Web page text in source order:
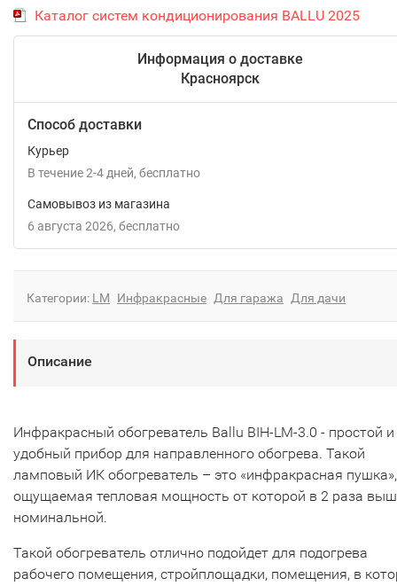
Каталог систем кондиционирования BALLU 2025
Информация о доставке
Красноярск
Способ доставки
Курьер
В течение2-4 дней Бесплатно
Самовывоз из магазина
6 августа 2026
Бесплатно
Категории: LM Инфракрасные Для гаража Для дачи
Описание
Инфракрасный обогреватель Ballu BIH-LM-3.0 - простой и
удобный прибор для направленного обогрева. Такой
ламповый ИК обогреватель – это «инфракрасная пушка»,
ощущаемая тепловая мощность от которой в 2 раза
номинальной.
Такой обогреватель отлично подойдет для подогрева
рабочего помещения, стройплощадки, помещения, в